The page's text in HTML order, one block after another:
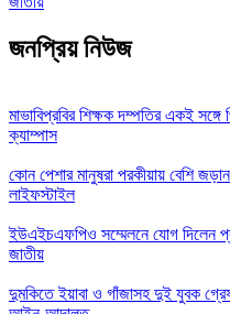
জনপ্রিয় নিউজ
মাভাবিপ্রবির শিক্ষক দম্পতির একই
ক্যাম্পাস
কোন পেশার মানুষরা পরকীয়ায় বেশি
লাইফস্টাইল
ইউএইচএফপিও সম্মেলনে যোগ দিলেন
জাতীয়
দুমকিতে ইয়াবা ও গাঁজাসহ দুই যুবক